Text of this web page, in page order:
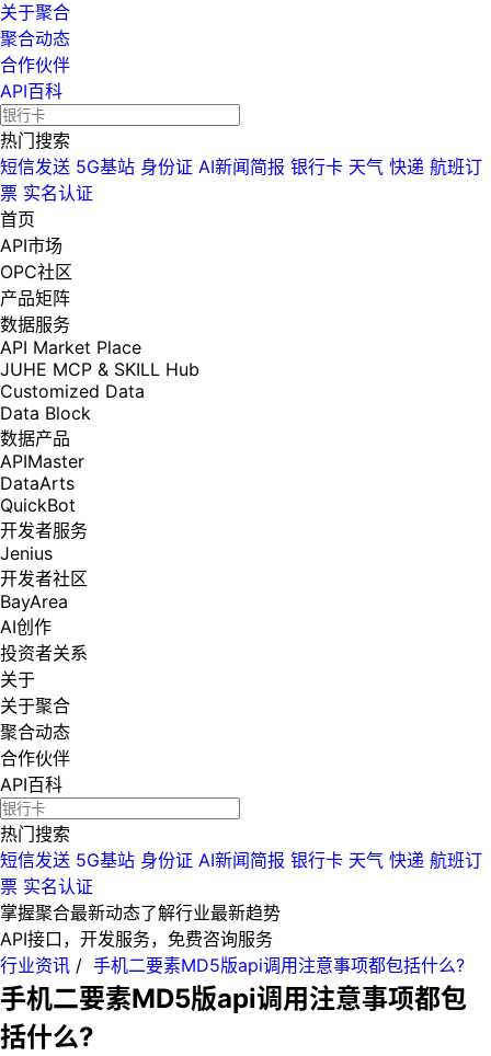
关于聚合
聚合动态
合作伙伴
API百科
热门搜索
短信发送 5G基站 身份证 AI新闻简报 银行卡 天气 快递 航班订
票 实名认证
首页
API市场
OPC社区
产品矩阵
数据服务
API Market Place
JUHE MCP & SKILL Hub
Customized Data
Data Block
数据产品
APIMaster
DataArts
QuickBot
开发者服务
Jenius
开发者社区
BayArea
AI创作
投资者关系
关于
关于聚合
聚合动态
合作伙伴
API百科
热门搜索
短信发送 5G基站 身份证 AI新闻简报 银行卡 天气 快递 航班订
票 实名认证
掌握聚合最新动态了解行业最新趋势
API接口，开发服务，免费咨询服务
行业资讯 / 手机二要素MD5版api调用注意事项都包括什么?
手机二要素MD5版api调用注意事项都包
括什么?